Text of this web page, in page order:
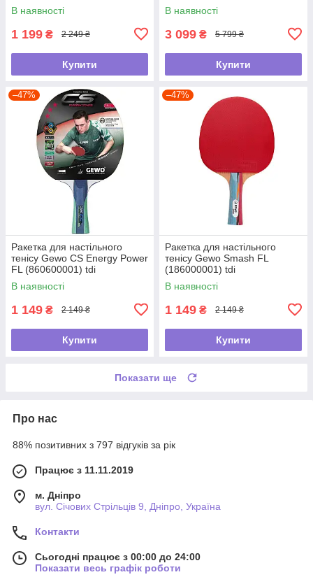
В наявності
1 199 ₴ 2 249 ₴
Купити
В наявності
3 099 ₴ 5 799 ₴
Купити
–47%
Ракетка для настільного
тенісу Gewo CS Energy Power
FL (860600001) tdi
В наявності
1 149 ₴ 2 149 ₴
Купити
–47%
Ракетка для настільного
тенісу Gewo Smash FL
(186000001) tdi
В наявності
1 149 ₴ 2 149 ₴
Купити
Показати ще
Про нас
88% позитивних з 797 відгуків за рік
Працює з 11.11.2019
м. Дніпро
вул. Січових Стрільців 9, Дніпро, Україна
Контакти
Сьогодні працює з 00:00 до 24:00
Показати весь графік роботи